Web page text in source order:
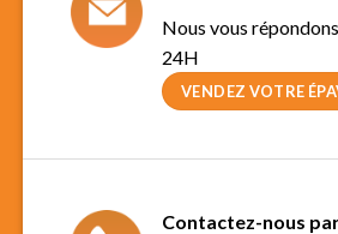
Nous vous
24H
VENDEZ VOTRE
Contactez-nous